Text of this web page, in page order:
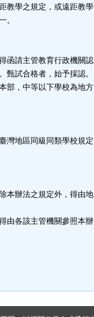
教學之規定，或遠距教學
。
函請主管教育行政機關認
甄試合格者，始予採認。
部，中等以下學校為地方
灣地區同級同類學校規定
本辦法之規定外，得由地
由各該主管機關參照本辦